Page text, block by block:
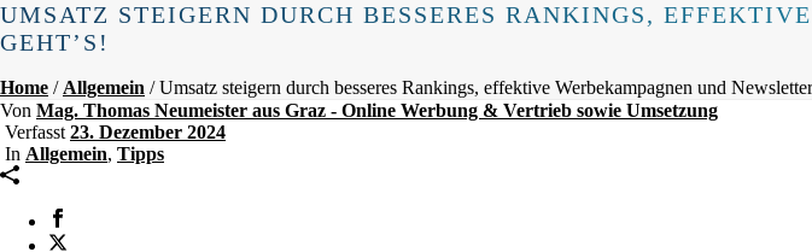
UMSATZ STEIGERN DURCH BESSERES RANKINGS,
GEHT’S!
Home / Allgemein / Umsatz steigern durch besseres Rankings, effektive Werbekampagnen und
Von Mag. Thomas Neumeister aus Graz - Online Werbung & Vertrieb sowie Umsetzung
Verfasst 23. Dezember 2024
In Allgemein, Tipps